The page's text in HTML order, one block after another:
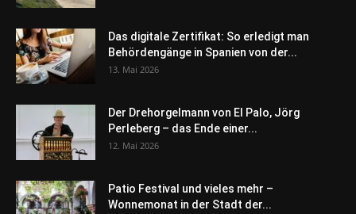
Das digitale Zertifikat: So erledigt man
Behördengänge in Spanien von der...
13. Mai 2026
Der Drehorgelmann von El Palo, Jörg
Perleberg – das Ende einer...
12. Mai 2026
Patio Festival und vieles mehr –
Wonnemonat in der Stadt der...